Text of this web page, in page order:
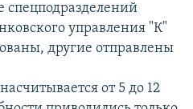
спецподразделений
управления "К"
другие отправлены
от 5 до 12